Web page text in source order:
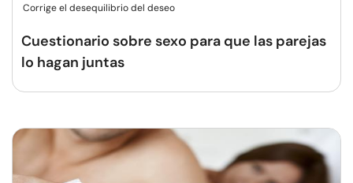
Corrige el desequilibrio del deseo
Cuestionario sobre sexo para que las parejas
lo hagan juntas